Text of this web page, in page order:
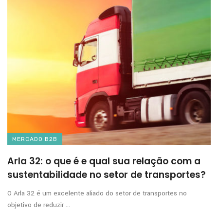
MERCADO B2B
Arla 32: o que é e qual sua relação com a
sustentabilidade no setor de transportes?
O Arla 32 é um excelente aliado do setor de transportes no
objetivo de reduzir ...